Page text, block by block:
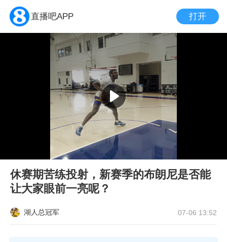
直播吧APP 打开
休赛期苦练投射，新赛季的布朗尼是否能
让大家眼前一亮呢？
湖人总冠军 07-06 13:52